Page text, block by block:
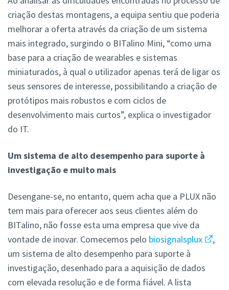
criação destas montagens, a equipa sentiu que poderia
melhorar a oferta através da criação de um sistema
mais integrado, surgindo o BITalino Mini, “como uma
base para a criação de wearables e sistemas
miniaturados, à qual o utilizador apenas terá de ligar os
seus sensores de interesse, possibilitando a criação de
protótipos mais robustos e com ciclos de
desenvolvimento mais curtos”, explica o investigador
do IT.
Um sistema de alto desempenho para suporte à
investigação e muito mais
Desengane-se, no entanto, quem acha que a PLUX não
tem mais para oferecer aos seus clientes além do
BITalino, não fosse esta uma empresa que vive da
vontade de inovar. Comecemos pelo biosignalsplux
,
um sistema de alto desempenho para suporte à
investigação, desenhado para a aquisição de dados
com elevada resolução e de forma fiável. A lista